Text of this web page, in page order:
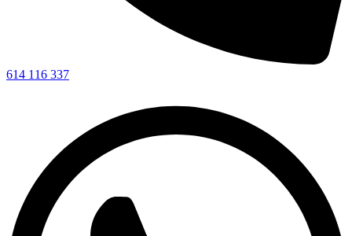
614 116 337